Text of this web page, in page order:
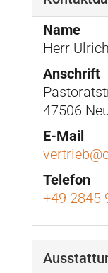
Name
Herr
Anschrift
47506
E-Mail
Telefon
+49 2845